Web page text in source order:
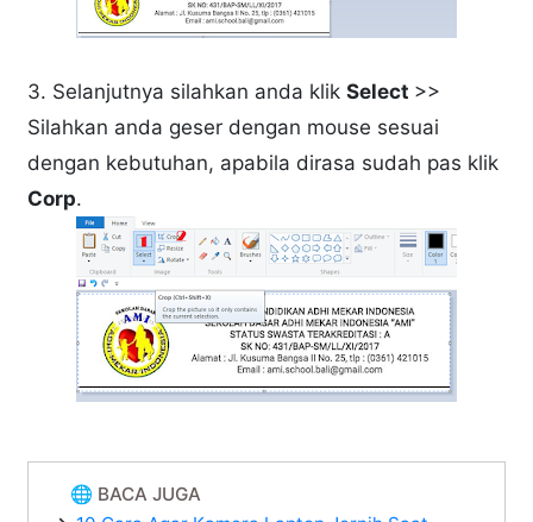
3. Selanjutnya silahkan anda klikSelect >>
Silahkan anda geser dengan mouse sesuai
dengan kebutuhan, apabila dirasa sudah pas klik
Corp.
🌐 BACA JUGA